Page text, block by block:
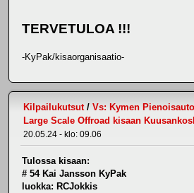
TERVETULOA !!!
-KyPak/kisaorganisaatio-
Kilpailukutsut/ Vs: Kymen
Large Scale Offroad kisaan
20.05.24 - klo: 09.06
Tulossa kisaan:
# 54 Kai Jansson KyPak
luokka: RCJokkis